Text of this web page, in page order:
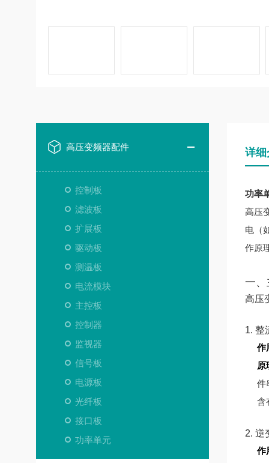
高压变频器配件
控制板
滤波板
扩展板
驱动板
测温板
电流模块
主控板
控制器
监视器
信号板
电源板
光纤板
接口板
功率单元
详细
功率
高压
电（
作原
一、
高压
1. 整
作
原
件
含
2. 逆
作